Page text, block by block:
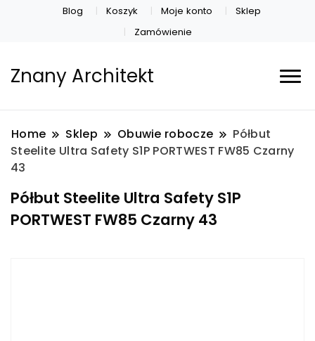
Blog Koszyk Moje konto
Sklep
Zamówienie
Znany Architekt
Home Sklep Obuwie robocze
Półbut
Steelite Ultra Safety S1P PORTWEST FW85 Czarny
43
Półbut Steelite Ultra Safety S1P
PORTWEST FW85 Czarny 43